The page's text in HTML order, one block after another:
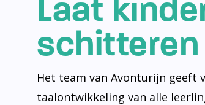
Laat
schitteren
Het team van Avonturijn geeft
taalontwikkeling van alle